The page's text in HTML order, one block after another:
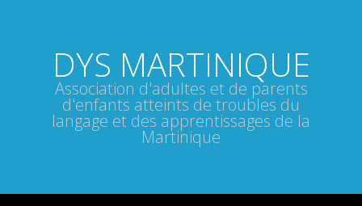
DYS MARTINIQUE
Association d'adultes et de parents
d'enfants atteints de troubles du
langage et des apprentissages de la
Martinique